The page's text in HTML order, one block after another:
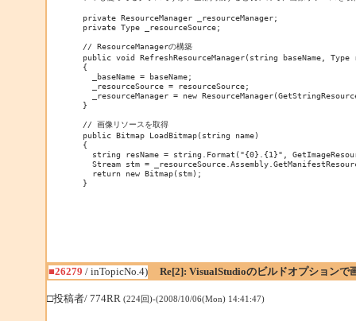
private ResourceManager _resourceManager;
private Type _resourceSource;
// ResourceManagerの構築
public void RefreshResourceManager(string baseName, Type
{
  _baseName = baseName;
  _resourceSource = resourceSource;
_resourceManager = new
}
// 画像リソースを取得
public Bitmap LoadBitmap(string name)
{
string resName = string.Format("{0}.{1}",
Stream stm =
  return new Bitmap(stm);
}
■26279 / inTopicNo.4) Re[2]: VisualStudioのビルドオプションで
□投稿者/ 774RR (224回)-(2008/10/06(Mon) 14:41:47)